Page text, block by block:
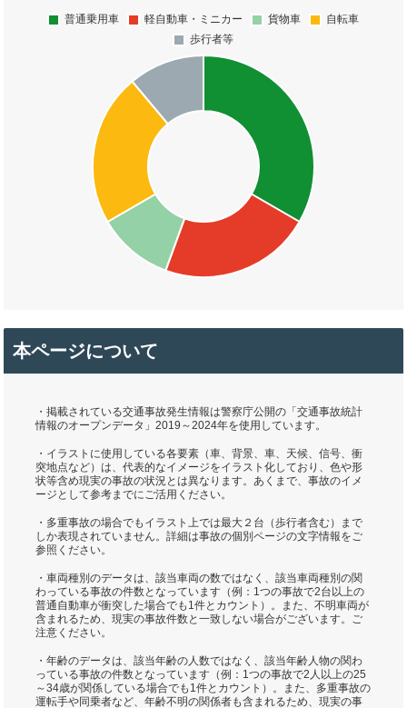
本ページについて
・掲載されている交通事故発生情報は警察庁公開の「交通事故統計
情報のオープンデータ」2019～2024年を使用しています。
・イラストに使用している各要素（車、背景、車、天候、信号、衝
突地点など）は、代表的なイメージをイラスト化しており、色や形
状等含め現実の事故の状況とは異なります。あくまで、事故のイメ
ージとして参考までにご活用ください。
・多重事故の場合でもイラスト上では最大２台（歩行者含む）まで
しか表現されていません。詳細は事故の個別ページの文字情報をご
参照ください。
・車両種別のデータは、該当車両の数ではなく、該当車両種別の関
わっている事故の件数となっています（例：1つの事故で2台以上の
普通自動車が衝突した場合でも1件とカウント）。また、不明車両が
含まれるため、現実の事故件数と一致しない場合がございます。ご
注意ください。
・年齢のデータは、該当年齢の人数ではなく、該当年齢人物の関わ
っている事故の件数となっています（例：1つの事故で2人以上の25
～34歳が関係している場合でも1件とカウント）。また、多重事故の
運転手や同乗者など、年齢不明の関係者も含まれるため、現実の事